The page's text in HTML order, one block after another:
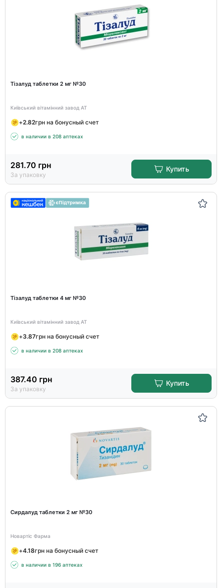
Тізалуд таблетки 2 мг №30
Київський вітамінний завод АТ
+2.82грн на бонусный счет
в наличии в 208 аптеках
281.70 грн
За упаковку
Купить
Тізалуд таблетки 4 мг №30
Київський вітамінний завод АТ
+3.87грн на бонусный счет
в наличии в 208 аптеках
387.40 грн
За упаковку
Купить
Сирдалуд таблетки 2 мг №30
Новартіс Фарма
+4.18грн на бонусный счет
в наличии в 196 аптеках